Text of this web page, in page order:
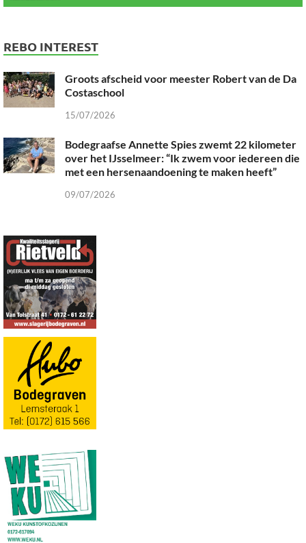
REBO INTEREST
Groots afscheid voor meester Robert van de Da
Costaschool
15/07/2026
Bodegraafse Annette Spies zwemt 22 kilometer
over het IJsselmeer: “Ik zwem voor iedereen die
met een hersenaandoening te maken heeft”
09/07/2026